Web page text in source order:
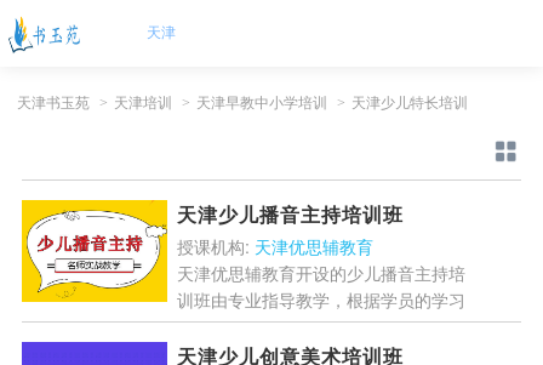
天津
天津书玉苑 > 天津培训 > 天津早教中小学培训 > 天津少儿特长培训
天津少儿播音主持培训班
授课机构: 天津优思辅教育
天津优思辅教育开设的少儿播音主持培
训班由专业指导教学，根据学员的学习
基础有针对性开设丰富的课程设置，小
班教学，增强孩子的口语表达，提升形
天津少儿创意美术培训班